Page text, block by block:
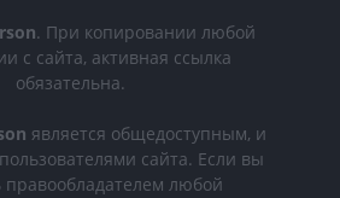
. При копировании любой
с сайта, активная ссылка
обязательна.
является общедоступным, и
сайта. Если вы
правообладателем любой